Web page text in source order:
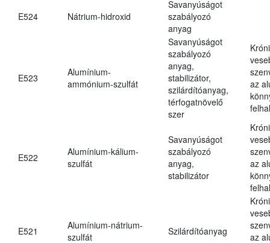
E524 Nátrium-hidroxid
Savanyúságot
szabályozó
anyag
E523
Alumínium-
ammónium-szulfát
Savanyúságot
szabályozó
anyag,
stabilizátor,
szilárdítóanyag,
térfogatnövelő
szer
az
E522
Alumínium-kálium-
szulfát
Savanyúságot
szabályozó
anyag,
stabilizátor
az
E521
Alumínium-nátrium-
szulfát
Szilárdítóanyag
az